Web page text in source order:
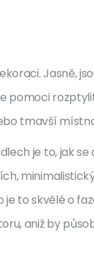
Jasně,
pomoci
tmavší
je to, jak
je to skvělé o
aniž by